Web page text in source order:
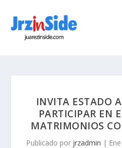
INVITA ESTADO
PARTICIPAR EN
MATRIMONIOS
Publicado por jrzadmin |